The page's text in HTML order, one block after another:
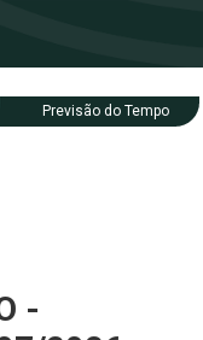
Previsão do Tempo
-